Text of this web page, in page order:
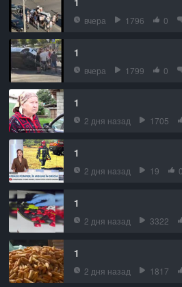
вчера 1796 0
1
вчера 1799 0
1
2 дня назад 1705
1
2 дня назад 19 0
1
2 дня назад 3322
1
2 дня назад 1817